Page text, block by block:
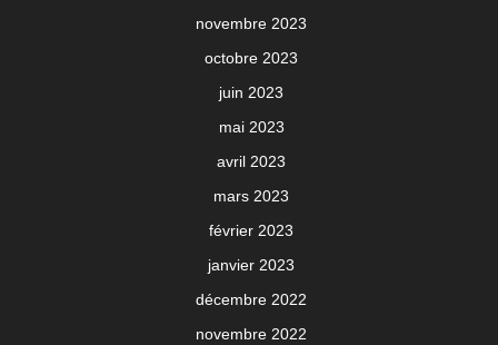
novembre 2023
octobre 2023
juin 2023
mai 2023
avril 2023
mars 2023
février 2023
janvier 2023
décembre 2022
novembre 2022